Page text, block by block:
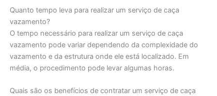
Quanto tempo leva para realizar um serviço de caça
vazamento?
O tempo necessário para realizar um serviço de caça
vazamento pode variar dependendo da complexidade do
vazamento e da estrutura onde ele está localizado. Em
média, o procedimento pode levar algumas horas.
Quais são os benefícios de contratar um serviço de caça